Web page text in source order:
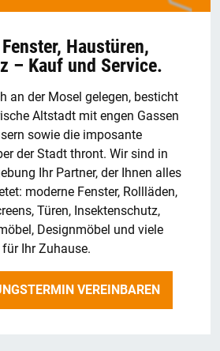
Haustüren,
– Kauf und Service.
an der Mosel gelegen, besticht
Altstadt mit engen Gassen
sowie die imposante
der Stadt thront. Wir sind in
Ihr Partner, der Ihnen alles
moderne Fenster, Rollläden,
Türen, Insektenschutz,
Designmöbel und viele
Ihr Zuhause.
VEREINBAREN